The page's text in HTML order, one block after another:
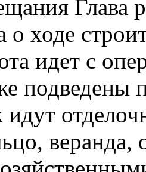
Глава
ходе
идет с
подведены
идут